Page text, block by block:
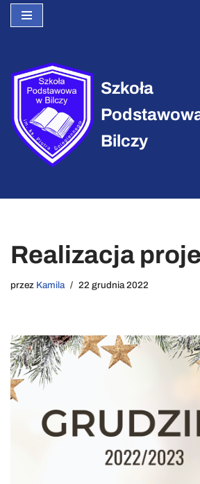
treści
Szkoła
Bilczy
Realizacja
przez Kamila 22 grudnia 2022